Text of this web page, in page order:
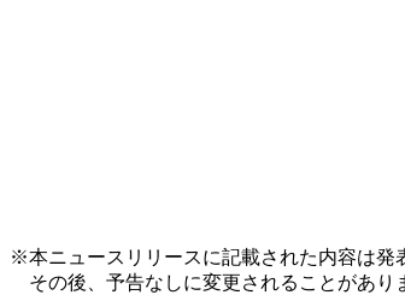
※本ニュースリリースに記載された内容は発
その後、予告なしに変更されることがあり